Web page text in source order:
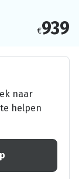
€939
naar
helpen